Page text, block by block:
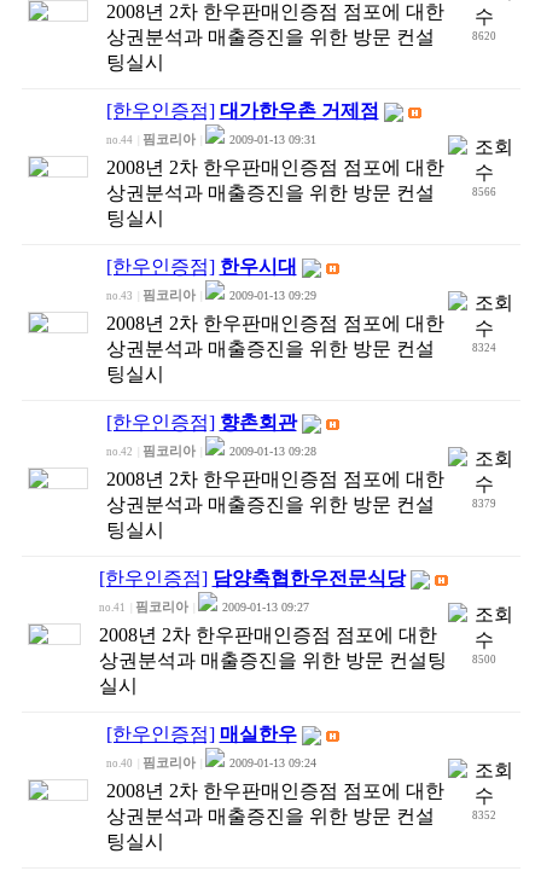
2008년 2차 한우판매인증점 점포에 대한
상권분석과 매출증진을 위한 방문 컨설
팅실시
8620
[한우인증점] 대가한우촌 거제점
no.44 핌코리아 2009-01-13 09:31
2008년 2차 한우판매인증점 점포에 대한
상권분석과 매출증진을 위한 방문 컨설
팅실시
8566
[한우인증점] 한우시대
no.43 핌코리아 2009-01-13 09:29
2008년 2차 한우판매인증점 점포에 대한
상권분석과 매출증진을 위한 방문 컨설
팅실시
8324
[한우인증점] 향촌회관
no.42 핌코리아 2009-01-13 09:28
2008년 2차 한우판매인증점 점포에 대한
상권분석과 매출증진을 위한 방문 컨설
팅실시
8379
[한우인증점] 담양축협한우전문식당
no.41 핌코리아 2009-01-13 09:27
2008년 2차 한우판매인증점 점포에 대한
상권분석과 매출증진을 위한 방문 컨설팅
실시
8500
[한우인증점] 매실한우
no.40 핌코리아 2009-01-13 09:24
2008년 2차 한우판매인증점 점포에 대한
상권분석과 매출증진을 위한 방문 컨설
팅실시
8352